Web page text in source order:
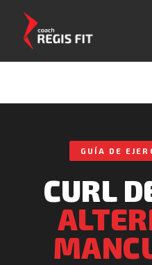
Saltar
GUÍA DE
CURL